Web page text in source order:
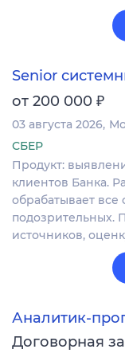
Senior
от 200 000 ₽
03 августа 2026
СБЕР
Продукт:
клиентов Банка.
обрабатывает
подозрительных.
источников,
Аналитик-
Договорная